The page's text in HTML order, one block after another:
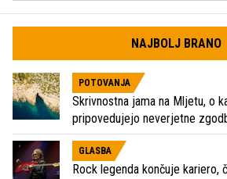
NAJBOLJ BRANO
POTOVANJA
Skrivnostna jama na Mljetu, o
pripovedujejo neverjetne
GLASBA
Rock legenda končuje kariero,